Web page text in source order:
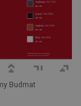
Budmat